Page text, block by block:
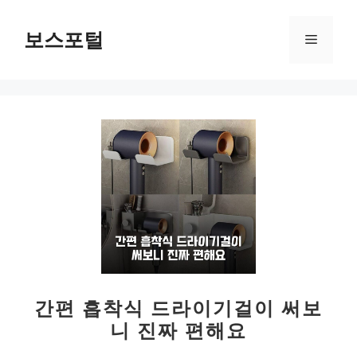
보스포털 메
간편 흡착식 드라이기걸이 써보
니 진짜 편해요